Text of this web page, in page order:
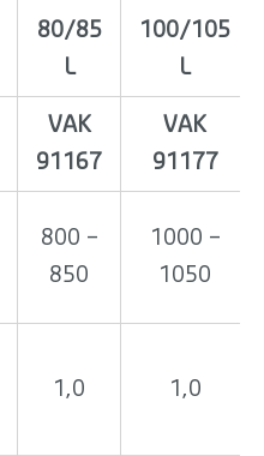
80/85
L
100/105
L
VAK
91167
VAK
91177
800 –
850
1000 –
1050
1,0 1,0